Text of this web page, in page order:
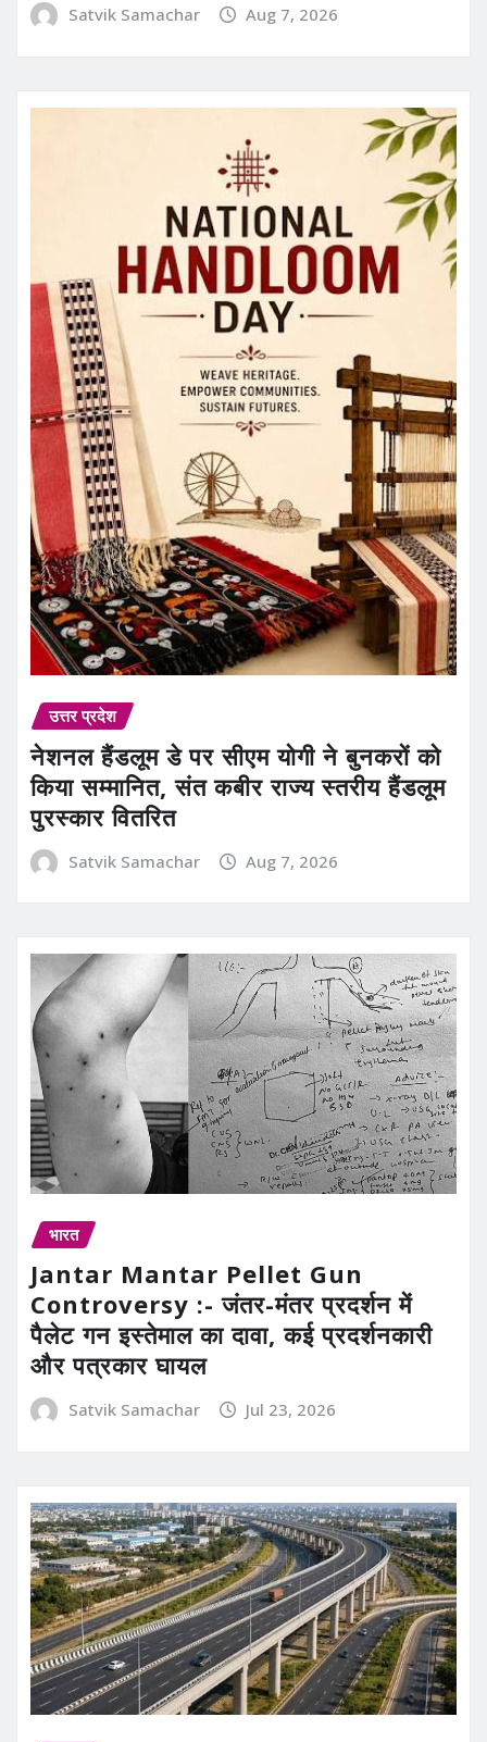
Satvik Samachar Aug 7, 2026
उत्तर प्रदेश
नेशनल हैंडलूम डे पर सीएम योगी ने बुनकरों को
किया सम्मानित, संत कबीर राज्य स्तरीय हैंडलूम
पुरस्कार वितरित
Satvik Samachar Aug 7, 2026
भारत
Jantar Mantar Pellet Gun
Controversy :- जंतर-मंतर प्रदर्शन में
पैलेट गन इस्तेमाल का दावा, कई प्रदर्शनकारी
और पत्रकार घायल
Satvik Samachar Jul 23, 2026